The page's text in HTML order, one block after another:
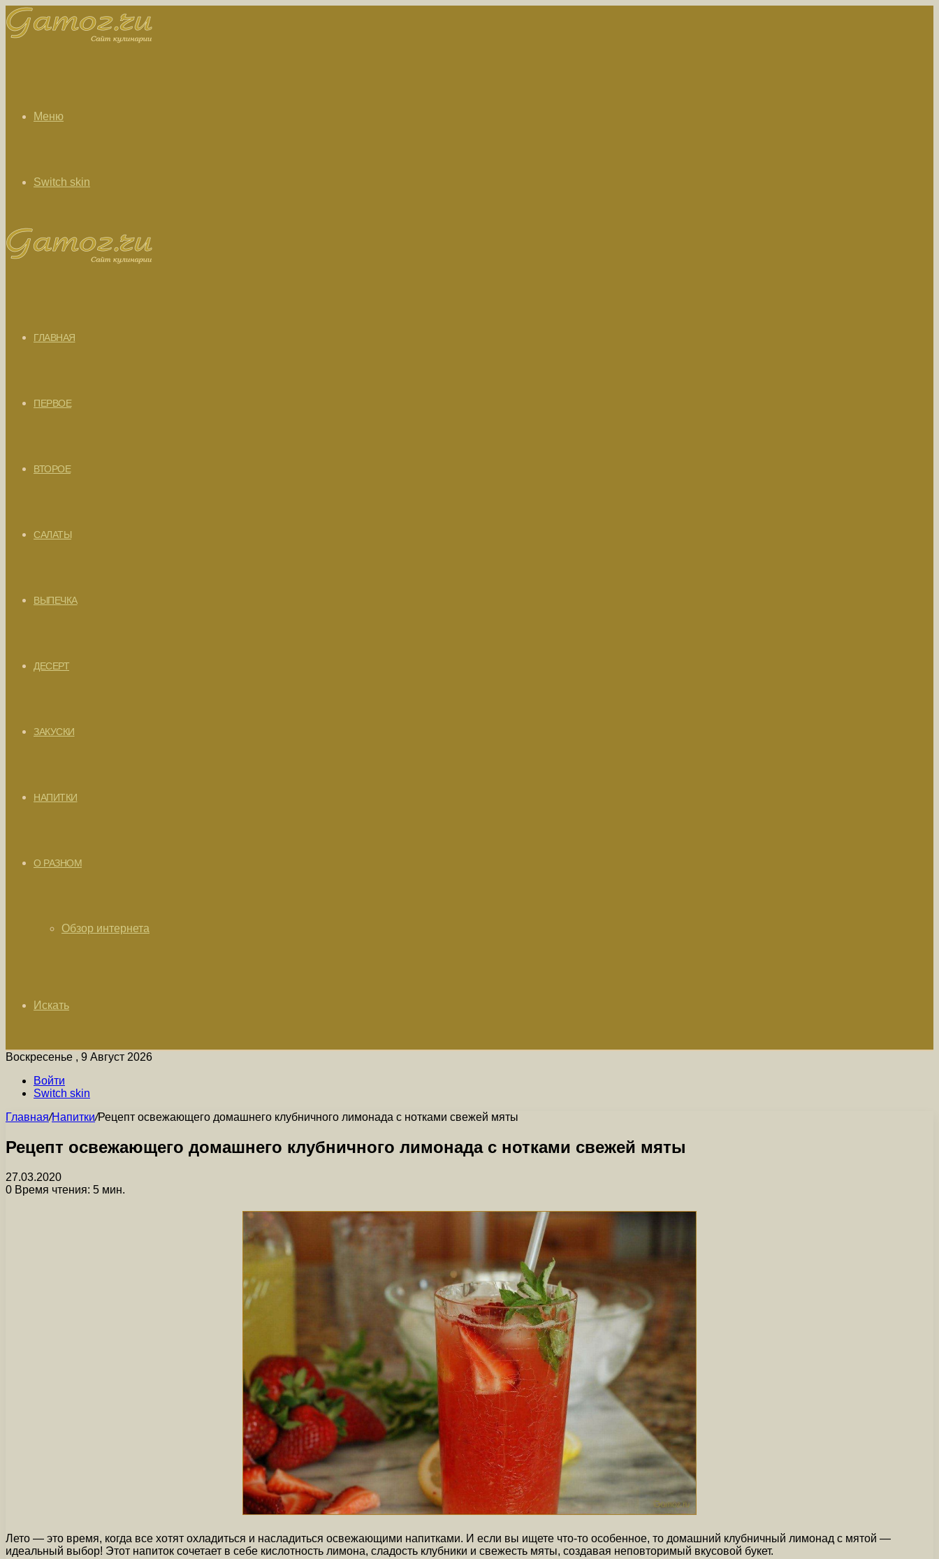
Меню
Switch skin
ГЛАВНАЯ
ПЕРВОЕ
ВТОРОЕ
САЛАТЫ
ВЫПЕЧКА
ДЕСЕРТ
ЗАКУСКИ
НАПИТКИ
О РАЗНОМ
Обзор интернета
Искать
Воскресенье , 9 Август 2026
Войти
Switch skin
Главная/Напитки/Рецепт освежающего домашнего клубничного лимонада с нотками свежей мяты
Рецепт освежающего домашнего клубничного лимонада с нотками свежей мяты
27.03.2020
0 Время чтения: 5 мин.
Лето — это время, когда все хотят охладиться и насладиться освежающими напитками. И если вы ищете что-то особенное, то домашний клубничный лимонад с мятой —
идеальный выбор! Этот напиток сочетает в себе кислотность лимона, сладость клубники и свежесть мяты, создавая неповторимый вкусовой букет.